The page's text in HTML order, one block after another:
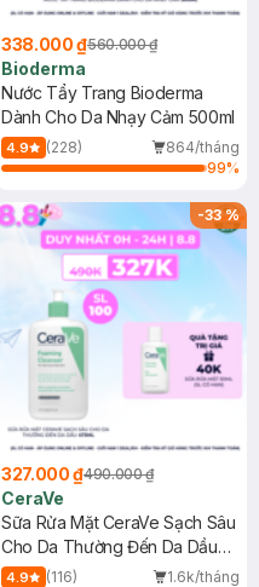
338.000 ₫560.000 ₫
Bioderma
Nước Tẩy Trang Bioderma
Dành Cho Da Nhạy Cảm 500ml
4.9 (228)
864/tháng
99%
-33%
327.000 ₫490.000 ₫
CeraVe
Sữa Rửa Mặt CeraVe Sạch Sâu
Cho Da Thường Đến Da Dầu
473ml
4.9 (116) 1.6k/tháng